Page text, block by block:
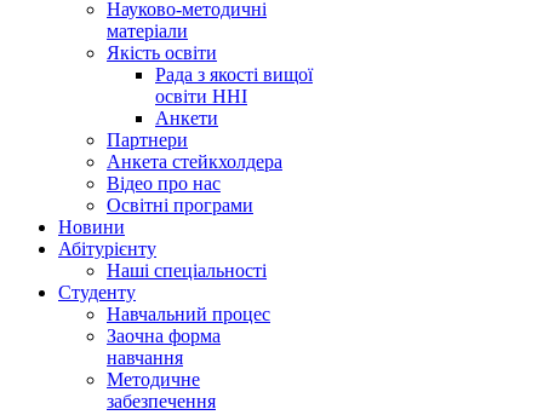
Науково-методичні
матеріали
Якість освіти
Рада з якості вищої
освіти ННІ
Анкети
Партнери
Анкета стейкхолдера
Відео про нас
Освітні програми
Hовини
Абітурієнту
Наші спеціальності
Студенту
Навчальний процес
Заочна форма
навчання
Методичне
забезпечення